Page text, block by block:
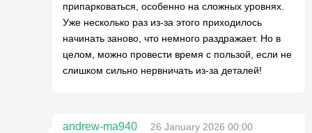
припарковаться, особенно на сложных уровнях.
Уже несколько раз из-за этого приходилось
начинать заново, что немного раздражает. Но в
целом, можно провести время с пользой, если не
слишком сильно нервничать из-за деталей!
andrew-ma940
26 January 2026 00:00